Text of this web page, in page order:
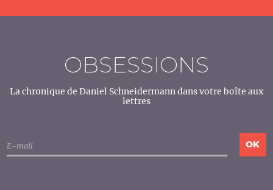
OBSESSIONS
La chronique de Daniel Schneidermann dans votre boîte aux
lettres